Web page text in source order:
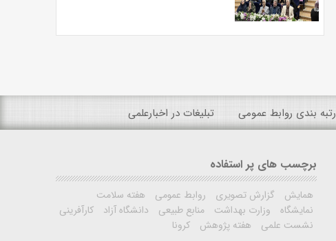
رتبه بندی روابط عمومی تبلیغات در اخبارعلمی
برچسب های پر استفاده
همایش گزارش تصویری روابط عمومی
هفته سلامت
نمایشگاه
وزارت بهداشت منابع طبیعی دانشگاه آزاد
کارآفرینی
نشست علمی
هفته پژوهش کرونا